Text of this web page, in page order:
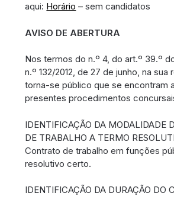
aqui: Horário – sem candidatos
AVISO DE ABERTURA
Nos termos do n.º 4, do art.º 39.º
n.º 132/2012, de 27 de junho, na sua
torna-se público que se encontram
presentes procedimentos
IDENTIFICAÇÃO DA MODALIDADE
DE TRABALHO A TERMO
Contrato de trabalho em funções
resolutivo certo.
IDENTIFICAÇÃO DA DURAÇÃO DO